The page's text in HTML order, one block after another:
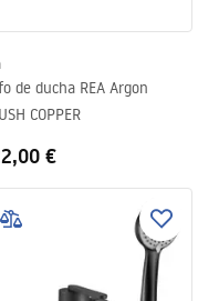
de ducha REA Argon
COPPER
€